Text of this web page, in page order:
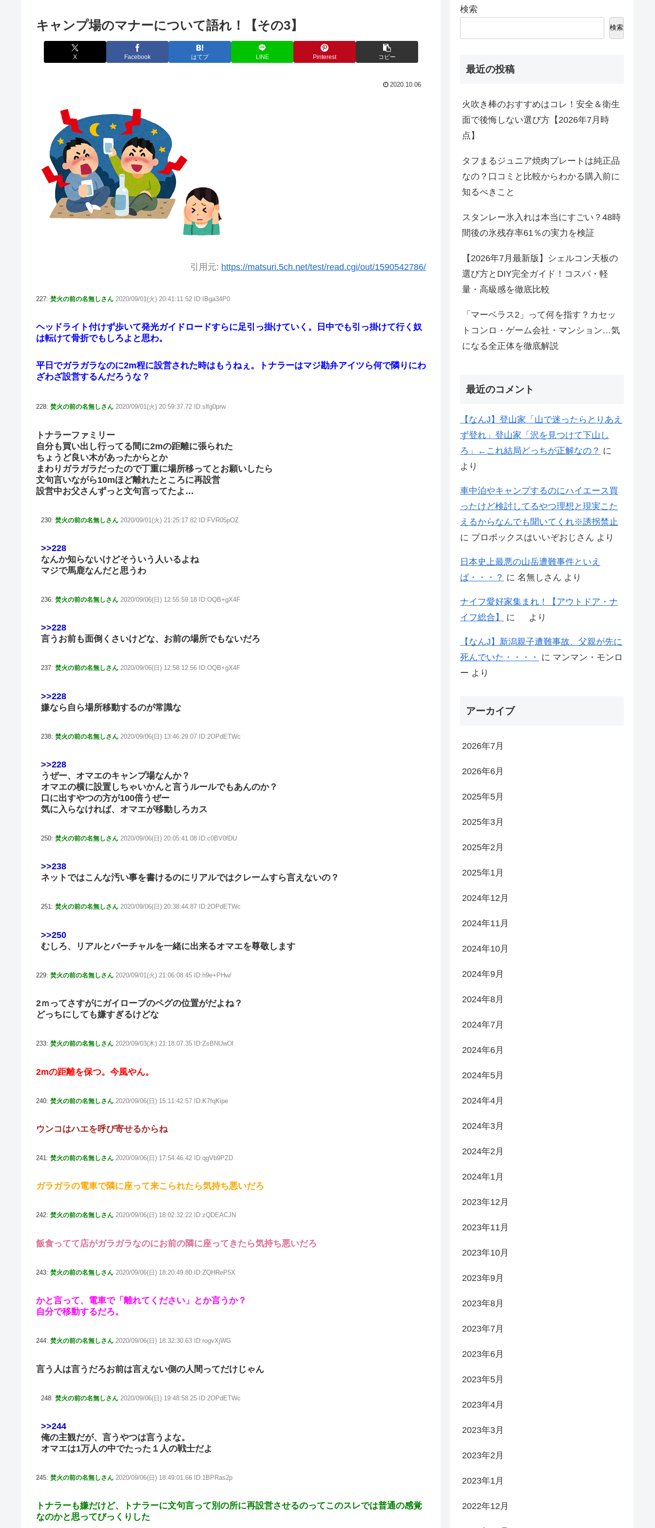
キャンプ場のマナーについて語れ！【その3】
X Facebook はてブ LINE Pinterest コピー
2020.10.06
引用元: https://matsuri.5ch.net/test/read.cgi/out/1590542786/
227: 焚火の前の名無しさん 2020/09/01(火) 20:41:11.52 ID:IBga34P0
ヘッドライト付けず歩いて発光ガイドロードすらに足引っ掛けていく。日中でも引っ掛けて行く奴
は転けて骨折でもしろよと思わ。
平日でガラガラなのに2m程に設営された時はもうねぇ。トナラーはマジ勘弁アイツら何で隣りにわ
ざわざ設営するんだろうな？
228: 焚火の前の名無しさん 2020/09/01(火) 20:59:37.72 ID:slfg0prw
トナラーファミリー
自分も買い出し行ってる間に2mの距離に張られた
ちょうど良い木があったからとか
まわりガラガラだったので丁重に場所移ってとお願いしたら
文句言いながら10mほど離れたところに再設営
設営中お父さんずっと文句言ってたよ…
230: 焚火の前の名無しさん 2020/09/01(火) 21:25:17.82 ID:FVR05pOZ
>>228
なんか知らないけどそういう人いるよね
マジで馬鹿なんだと思うわ
236: 焚火の前の名無しさん 2020/09/06(日) 12:55:59.18 ID:OQB+gX4F
>>228
言うお前も面倒くさいけどな、お前の場所でもないだろ
237: 焚火の前の名無しさん 2020/09/06(日) 12:58:12.56 ID:OQB+gX4F
>>228
嫌なら自ら場所移動するのが常識な
238: 焚火の前の名無しさん 2020/09/06(日) 13:46:29.07 ID:2OPdETWc
>>228
うぜー、オマエのキャンプ場なんか？
オマエの横に設置しちゃいかんと言うルールでもあんのか？
口に出すやつの方が100倍うぜー
気に入らなければ、オマエが移動しろカス
250: 焚火の前の名無しさん 2020/09/06(日) 20:05:41.08 ID:c0BV0fDU
>>238
ネットではこんな汚い事を書けるのにリアルではクレームすら言えないの？
251: 焚火の前の名無しさん 2020/09/06(日) 20:38:44.87 ID:2OPdETWc
>>250
むしろ、リアルとバーチャルを一緒に出来るオマエを尊敬します
229: 焚火の前の名無しさん 2020/09/01(火) 21:06:08.45 ID:h9e+PHw/
2ｍってさすがにガイロープのペグの位置がだよね？
どっちにしても嫌すぎるけどな
233: 焚火の前の名無しさん 2020/09/03(木) 21:18:07.35 ID:ZsBNUwOl
2mの距離を保つ。今風やん。
240: 焚火の前の名無しさん 2020/09/06(日) 15:11:42.57 ID:K7fqKipe
ウンコはハエを呼び寄せるからね
241: 焚火の前の名無しさん 2020/09/06(日) 17:54:46.42 ID:qgVb9PZD
ガラガラの電車で隣に座って来こられたら気持ち悪いだろ
242: 焚火の前の名無しさん 2020/09/06(日) 18:02:32.22 ID:zQDEACJN
飯食ってて店がガラガラなのにお前の隣に座ってきたら気持ち悪いだろ
243: 焚火の前の名無しさん 2020/09/06(日) 18:20:49.80 ID:ZQHReP5X
かと言って、電車で「離れてください」とか言うか？
自分で移動するだろ。
244: 焚火の前の名無しさん 2020/09/06(日) 18:32:30.63 ID:rogvXjWG
言う人は言うだろお前は言えない側の人間ってだけじゃん
248: 焚火の前の名無しさん 2020/09/06(日) 19:48:58.25 ID:2OPdETWc
>>244
俺の主観だが、言うやつは言うよな。
オマエは1万人の中でたった１人の戦士だよ
245: 焚火の前の名無しさん 2020/09/06(日) 18:49:01.66 ID:1BPRas2p
トナラーも嫌だけど、トナラーに文句言って別の所に再設営させるのってこのスレでは普通の感覚
なのかと思ってびっくりした
検索
検索
最近の投稿
火吹き棒のおすすめはコレ！安全＆衛生
面で後悔しない選び方【2026年7月時
点】
タフまるジュニア焼肉プレートは純正品
なの？口コミと比較からわかる購入前に
知るべきこと
スタンレー氷入れは本当にすごい？48時
間後の氷残存率61％の実力を検証
【2026年7月最新版】シェルコン天板の
選び方とDIY完全ガイド！コスパ・軽
量・高級感を徹底比較
「マーベラス2」って何を指す？カセッ
トコンロ・ゲーム会社・マンション…気
になる全正体を徹底解説
最近のコメント
【なんJ】登山家「山で迷ったらとりあえ
ず登れ」登山家「沢を見つけて下山し
ろ」←これ結局どっちが正解なの？ に
より
車中泊やキャンプするのにハイエース買
ったけど検討してるやつ理想と現実こた
えるからなんでも聞いてくれ※誘拐禁止
に プロボックスはいいぞおじさん より
日本史上最悪の山岳遭難事件といえ
ば・・・？ に 名無しさん より
ナイフ愛好家集まれ！【アウトドア・ナ
イフ総合】
に より
【なんJ】新潟親子遭難事故、父親が先に
死んでいた・・・・
に マンマン・モンロ
ー より
アーカイブ
2026年7月
2026年6月
2025年5月
2025年3月
2025年2月
2025年1月
2024年12月
2024年11月
2024年10月
2024年9月
2024年8月
2024年7月
2024年6月
2024年5月
2024年4月
2024年3月
2024年2月
2024年1月
2023年12月
2023年11月
2023年10月
2023年9月
2023年8月
2023年7月
2023年6月
2023年5月
2023年4月
2023年3月
2023年2月
2023年1月
2022年12月